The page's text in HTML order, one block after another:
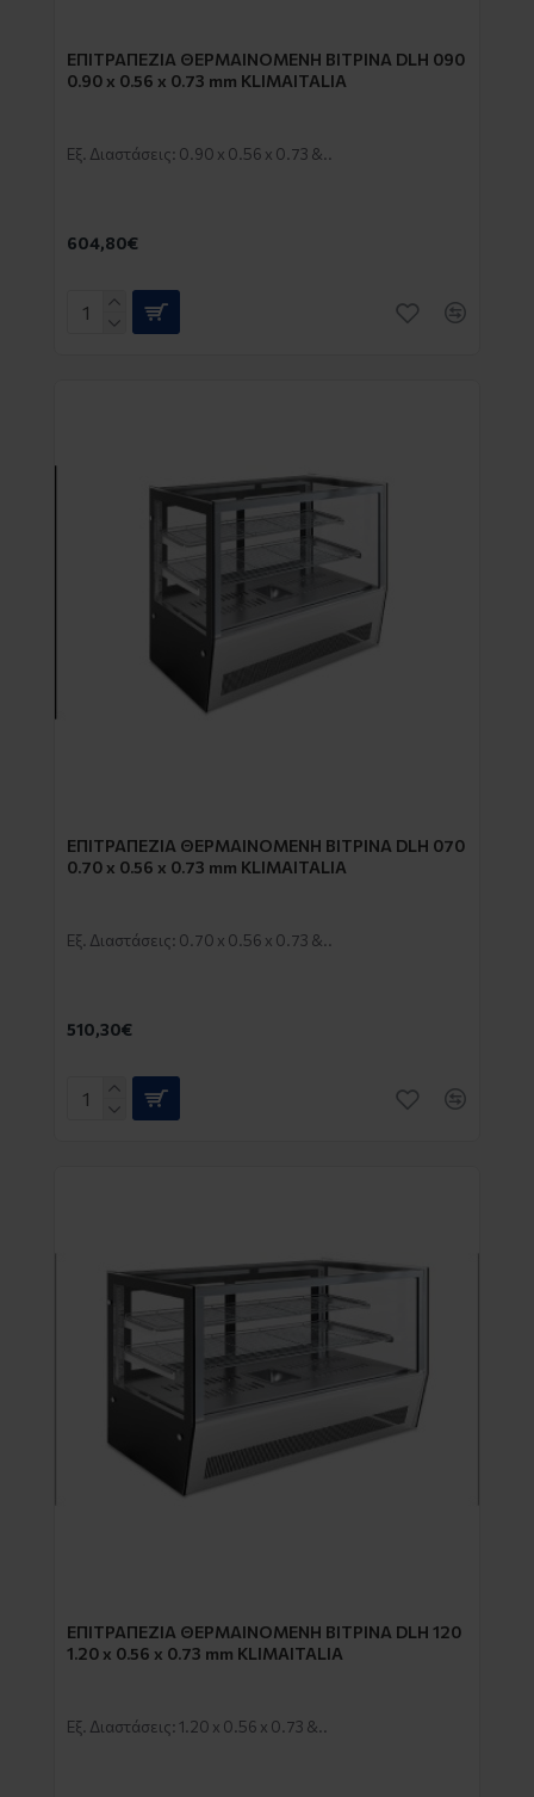
EΠΙΤΡΑΠΕΖΙΑ ΘΕΡΜΑΙΝΟΜΕΝΗ ΒΙΤΡΙΝΑ DLH 090
0.90 x 0.56 x 0.73 mm KLIMAITALIA
Εξ. Διαστάσεις: 0.90 x 0.56 x 0.73 &..
604,80€
EΠΙΤΡΑΠΕΖΙΑ ΘΕΡΜΑΙΝΟΜΕΝΗ ΒΙΤΡΙΝΑ DLH 070
0.70 x 0.56 x 0.73 mm KLIMAITALIA
Εξ. Διαστάσεις: 0.70 x 0.56 x 0.73 &..
510,30€
EΠΙΤΡΑΠΕΖΙΑ ΘΕΡΜΑΙΝΟΜΕΝΗ ΒΙΤΡΙΝΑ DLH 120
1.20 x 0.56 x 0.73 mm KLIMAITALIA
Εξ. Διαστάσεις: 1.20 x 0.56 x 0.73 &..